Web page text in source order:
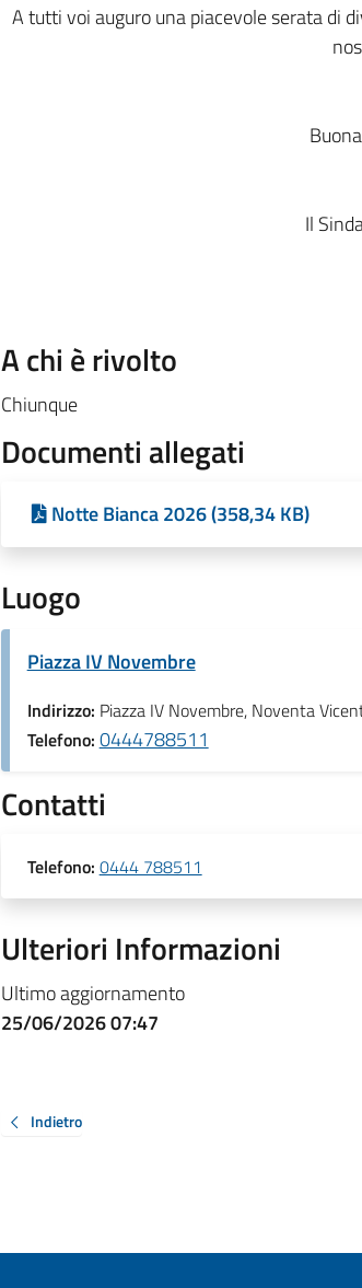
A tutti voi auguro una piacevole serata di
Il
A chi è rivolto
Chiunque
Documenti allegati
Notte Bianca 2026 (358,34 KB)
Luogo
Piazza IV Novembre
Indirizzo: Piazza IV Novembre, Noventa
Telefono: 0444788511
Contatti
Telefono: 0444 788511
Ulteriori Informazioni
Ultimo aggiornamento
25/06/2026 07:47
Indietro